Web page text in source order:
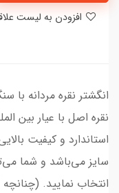
انگشتر نقره مردانه با
استاندارد و کیفیت
سایز می‌باشد و شما
انتخاب نمایید.